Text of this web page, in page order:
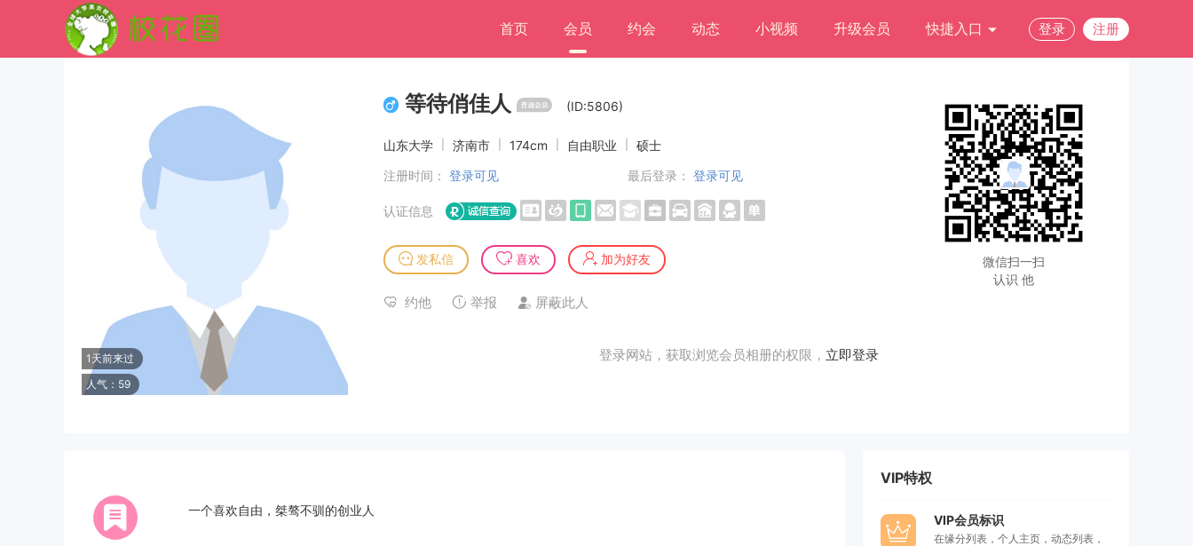
首页 会员 约会 动态 小视频 升级会员 快捷入口 登录 注册
1天前来过
人气：59
等待俏佳人 (ID:5806)
山东大学 济南市 174cm 自由职业
硕士
注册时间： 登录可见 最后登录： 登录可见
认证信息
发私信 喜欢 加为好友
约他 举报 屏蔽此人
登录网站，获取浏览会员相册的权限， 立即登录
微信扫一扫
认识 他
一个喜欢自由，桀骜不驯的创业人
VIP特权
VIP会员标识
在缘分列表，个人主页，动态列表，